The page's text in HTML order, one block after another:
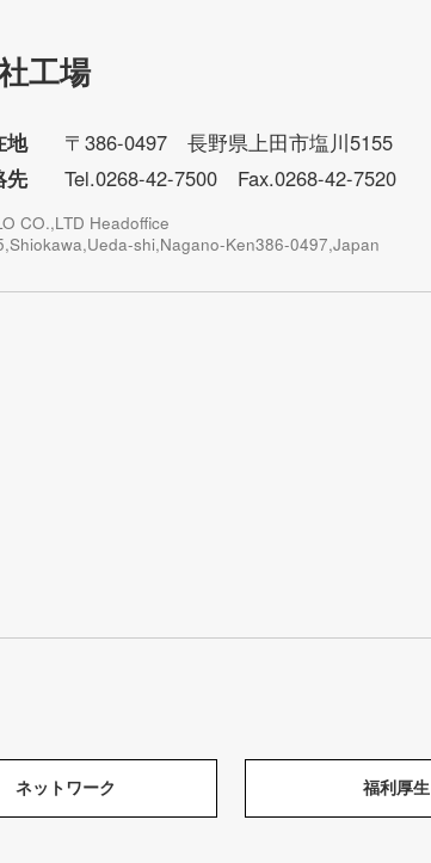
工場
地
〒386-0497 長野県上田市塩川5155
先
Tel.0268-42-7500 Fax.0268-42-7520
CO.,LTD Headoffice
shi,Nagano-Ken386-0497,Japan
ネットワーク 福利厚生